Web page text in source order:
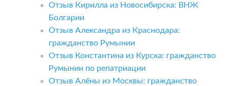
Отзыв Кирилла из Новосибирска: ВНЖ
Болгарии
Отзыв Александра из Краснодара:
гражданство Румынии
Отзыв Константина из Курска: гражданство
Румынии по репатриации
Отзыв Алёны из Москвы: гражданство